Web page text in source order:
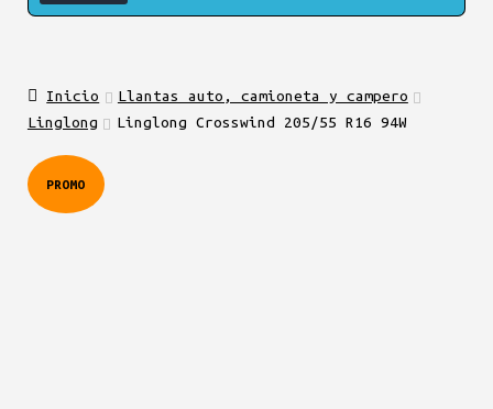
Inicio
Llantas auto, camioneta y campero
Linglong
Linglong Crosswind 205/55 R16 94W
PROMO